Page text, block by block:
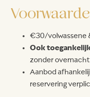
€30/volwassene
Ook
zonder
Aanbod
reservering